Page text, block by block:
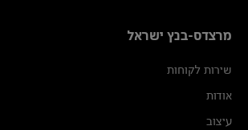
מרצדס-בנץ ישראל
שירות לקוחות
אודות
עיצוב